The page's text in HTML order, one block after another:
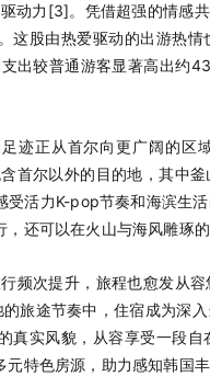
动力 [3]。凭借超强的情感
这股由热爱驱动的出游热
出较普通游客显著高出约
迹正从首尔向更广阔的区
首尔以外的目的地，其中
受活力K-pop节奏和海滨生
还可以在火山与海风雕琢
频次提升，旅程也愈发从
旅途节奏中，住宿成为深
真实风貌，从容享受一段自
特色房源，助力感知韩国丰